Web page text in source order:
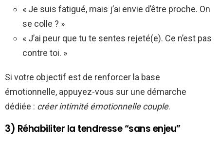
« Je suis fatigué, mais j’ai envie d’être proche. On
se colle ? »
« J’ai peur que tu te sentes rejeté(e). Ce n’est pas
contre toi. »
Si votre objectif est de renforcer la base
émotionnelle, appuyez-vous sur une démarche
dédiée : créer intimité émotionnelle couple.
3) Réhabiliter la tendresse “sans enjeu”